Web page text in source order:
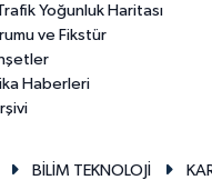
Yoğunluk Haritası
ve Fikstür
Haberleri
BİLİM TEKNOLOJİ